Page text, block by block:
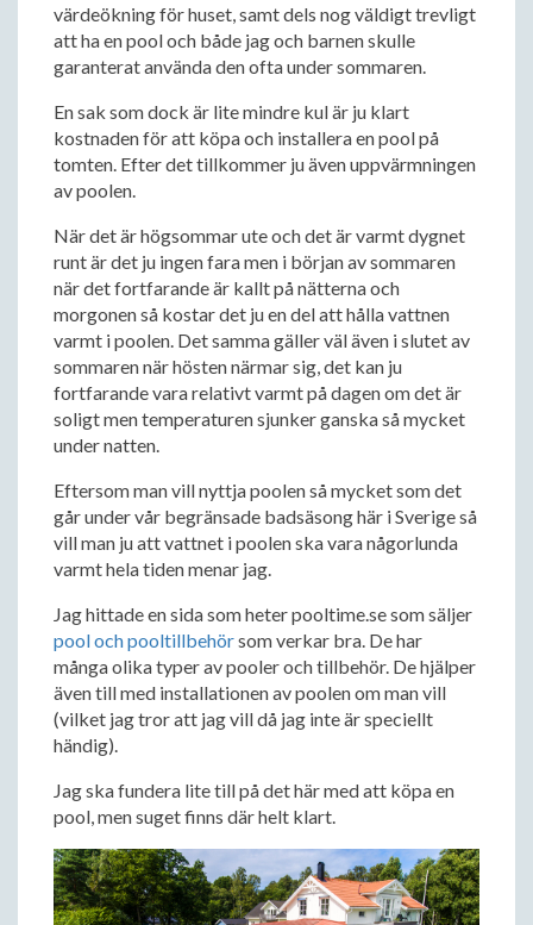
värdeökning för huset, samt dels nog väldigt trevligt
att ha en pool och både jag och barnen skulle
garanterat använda den ofta under sommaren.
En sak som dock är lite mindre kul är ju klart
kostnaden för att köpa och installera en pool på
tomten. Efter det tillkommer ju även uppvärmningen
av poolen.
När det är högsommar ute och det är varmt dygnet
runt är det ju ingen fara men i början av sommaren
när det fortfarande är kallt på nätterna och
morgonen så kostar det ju en del att hålla vattnen
varmt i poolen. Det samma gäller väl även i slutet av
sommaren när hösten närmar sig, det kan ju
fortfarande vara relativt varmt på dagen om det är
soligt men temperaturen sjunker ganska så mycket
under natten.
Eftersom man vill nyttja poolen så mycket som det
går under vår begränsade badsäsong här i Sverige så
vill man ju att vattnet i poolen ska vara någorlunda
varmt hela tiden menar jag.
Jag hittade en sida som heter pooltime.se som säljer
pool och pooltillbehörsom verkar bra. De har
många olika typer av pooler och tillbehör. De hjälper
även till med installationen av poolen om man vill
(vilket jag tror att jag vill då jag inte är speciellt
händig).
Jag ska fundera lite till på det här med att köpa en
pool, men suget finns där helt klart.